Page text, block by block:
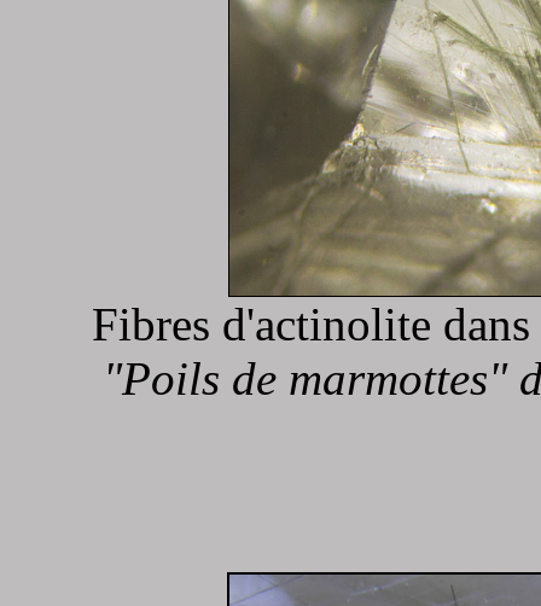
Fibres d'actinolite
"Poils de marmottes"